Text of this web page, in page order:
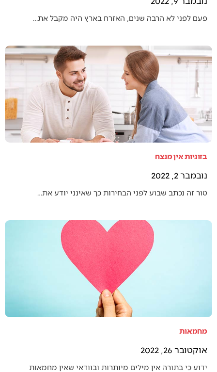
פעם לפני לא הרבה שנים, האזרח בארץ היה מקבל את…
בזוגיות אין מנצח
נובמבר 2, 2022
טור זה נכתב שבוע לפני הבחירות כך שאינני יודע את…
מחמאות
אוקטובר 26, 2022
ידוע כי בתורה אין מילים מיותרות ובוודאי שאין מחמאות